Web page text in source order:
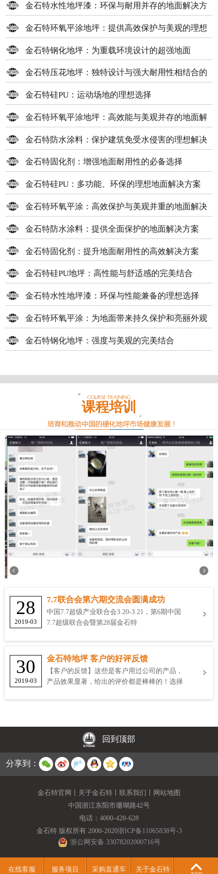
金石特水性地坪漆：环保与耐用并存的地面解决方
案
金石特环氧平涂地坪：提供高效保护与美观的理想
选择
金石特钢化地坪：为重载环境设计的超强地面
金石特压花地坪：独特设计与强大耐用性相结合的
地面材料
金石特硅PU：运动场地的理想选择
金石特环氧平涂地坪：高效能与美观并存的地面解
决方案
金石特防水涂料：保护建筑免受水侵害的理想解决
方案
金石特固化剂：增强地面耐用性的必备选择
金石特硅PU：多功能、环保的理想地面解决方案
金石特环氧平涂：高效保护与美观并重的地面解决
方案
金石特防水涂料：提供全面保护的地面解决方案
金石特固化剂：提升地面耐用性的高效解决方案
金石特硅PU地坪：高性能与舒适感的完美结合
金石特水性地坪漆：环保与性能兼备的理想选择
金石特环氧平涂：为地面带来持久保护和亮丽外观
金石特钢化地坪：强度与美观的完美结合
课程培训
28
2019-03
7.7联合会第六期交流会圆满成功
中国7.7超级产业联合会3.20-3.21，第6期中国
7.7超级联合会暨第28届金石特
30
2019-03
金石特地坪 客户的好评反馈
【客户的反馈】这些是客户用过公司的产品，
产品效果显著，给出的评价都是棒棒的！选择
回到顶部
分享到：
金石特官网 关于金石特 联系我们
网站地图
中国浙江东阳市珊瑚路42号
电话： 4000-428-628
金石特 版权所有 2000-2020浙ICP备11065838号-3
浙公网安备 33078202000716号
在线客服 服务项目 采购直通车 关于金石特